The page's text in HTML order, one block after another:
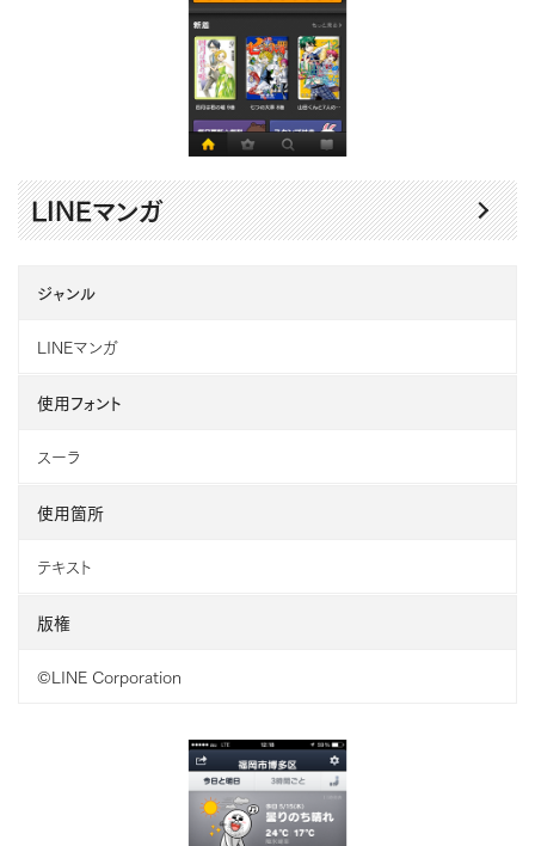
LINEマンガ
ジャンル
LINEマンガ
使用フォント
スーラ
使用箇所
テキスト
版権
©LINE Corporation